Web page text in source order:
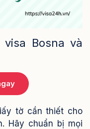
Bosna và
tờ cần thiết cho
Hãy chuẩn bị mọi